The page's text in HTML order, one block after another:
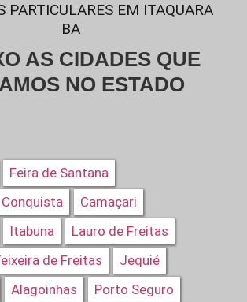
PARTICULARES EM ITAQUARA
BA
AS CIDADES QUE
NO ESTADO
Feira de Santana
Camaçari
Itabuna
Lauro de Freitas
de Freitas
Jequié
Alagoinhas
Porto Seguro